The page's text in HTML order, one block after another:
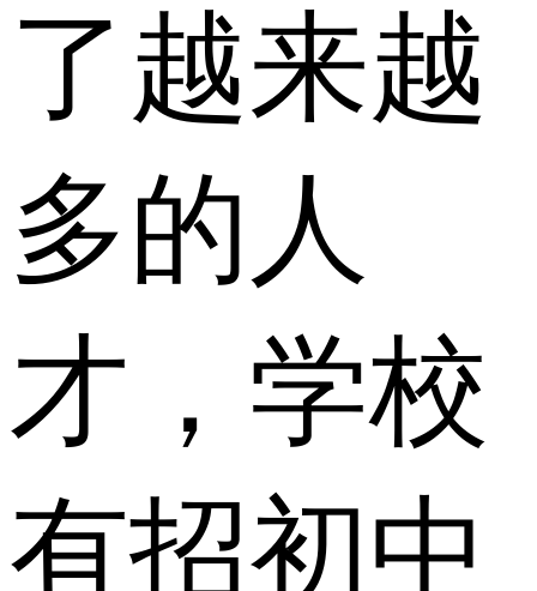
了越来越
多的人
才，学校
有招初中